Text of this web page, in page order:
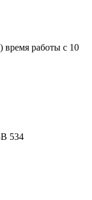
время работы с 10
534